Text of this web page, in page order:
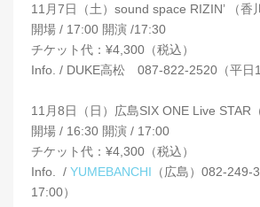
11月7日（土）sound space RIZIN’ （香
開場 / 17:00 開演 /17:30
チケット代：¥4,300（税込）
Info. / DUKE高松 087-822-2520（平日
11月8日（日）広島SIX ONE Live STAR
開場 / 16:30 開演 / 17:00
チケット代：¥4,300（税込）
Info. / YUMEBANCHI （広島）082-249-
17:00）